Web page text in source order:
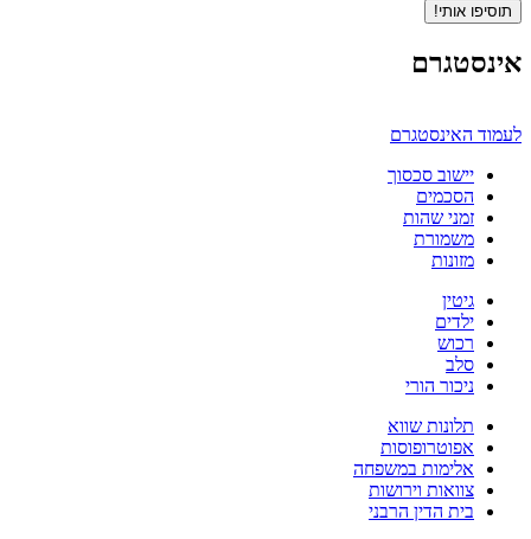
תוסיפו אותי!
אינסטגרם
לעמוד האינסטגרם
יישוב סכסוך
הסכמים
זמני שהות
משמורת
מזונות
גיטין
ילדים
רכוש
סלב
ניכור הורי
תלונות שווא
אפוטרופוסות
אלימות במשפחה
צוואות וירושות
בית הדין הרבני